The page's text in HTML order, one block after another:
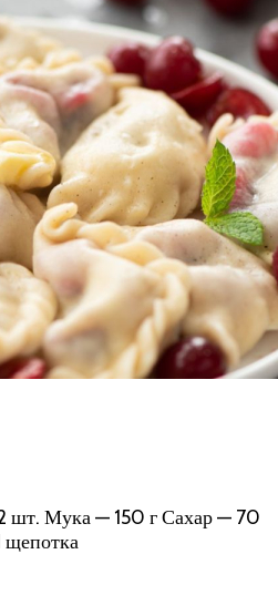
шт. Мука — 150 г Сахар — 70
щепотка